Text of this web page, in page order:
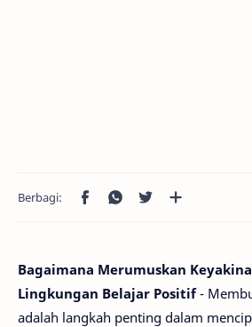
Bagaimana Merumuskan
Lingkungan Belajar Positif-
adalah langkah penting dalam